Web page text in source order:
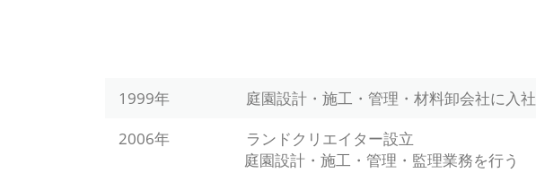
1999年 庭園設計・施工・管理・材料卸会社に入社
2006年 ランドクリエイター設立
庭園設計・施工・管理・監理業務を行う